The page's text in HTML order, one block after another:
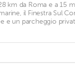
km da Roma e a 15
il Finestra Sul
e un parcheggio